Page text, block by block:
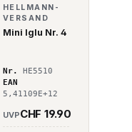
HELLMANN-
VERSAND
Mini Iglu Nr. 4
Nr.
HE5510
EAN
5,41109E+12
UVPCHF 19.90